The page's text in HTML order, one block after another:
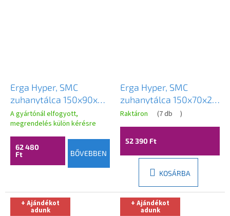
Erga Hyper, SMC
zuhanytálca 150x90x2,6
cm + szifon, fekete
matt, ERG-V06-SMC-
9015S-BK
A gyártónál elfogyott,
megrendelés külön kérésre
62 480
Ft
BŐVEBBEN
Erga Hyper, SMC
zuhanytálca 150x70x2,6
cm + szifon, fekete
matt, ERG-V06-SMC-
7015S-BK
Raktáron (7 db )
52 390 Ft
KOSÁRBA
+ Ajándékot
adunk
+ Ajándékot
adunk